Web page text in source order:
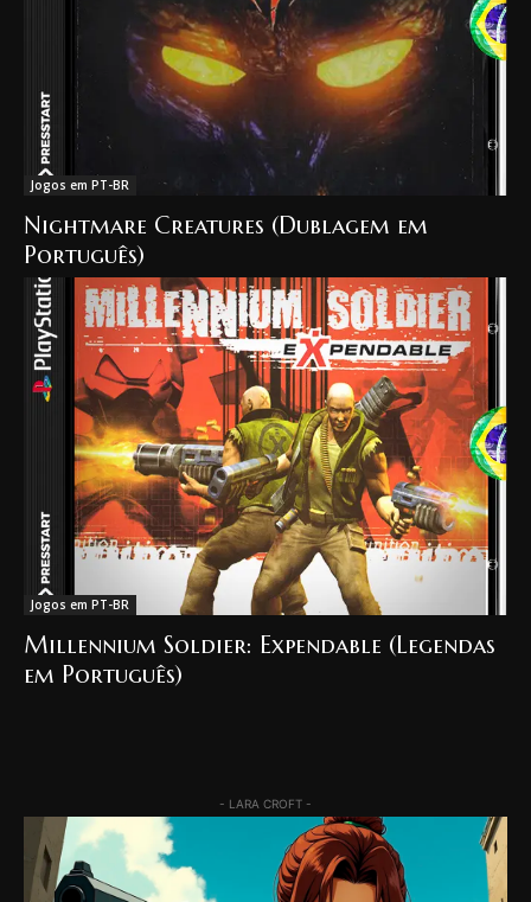
Jogos em PT-BR
Nightmare Creatures (Dublagem em
Português)
Jogos em PT-BR
Millennium Soldier: Expendable (Legendas
em Português)
- LARA CROFT -